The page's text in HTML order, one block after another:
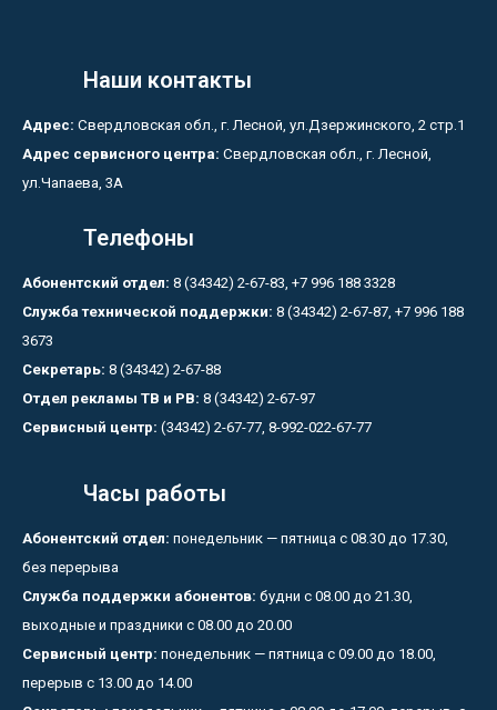
Наши контакты
Адрес: Свердловская обл., г. Лесной, ул.Дзержинского, 2 стр.1
Адрес сервисного центра: Свердловская обл., г. Лесной,
ул.Чапаева, 3А
Телефоны
Абонентский отдел: 8 (34342) 2-67-83, +7 996 188 3328
Служба технической поддержки: 8 (34342) 2-67-87, +7 996 188
3673
Секретарь: 8 (34342) 2-67-88
Отдел рекламы ТВ и РВ: 8 (34342) 2-67-97
Сервисный центр: (34342) 2-67-77, 8-992-022-67-77
Часы работы
Абонентский отдел: понедельник — пятница с 08.30 до 17.30,
без перерыва
Служба поддержки абонентов: будни с 08.00 до 21.30,
выходные и праздники с 08.00 до 20.00
Сервисный центр: понедельник — пятница с 09.00 до 18.00,
перерыв с 13.00 до 14.00